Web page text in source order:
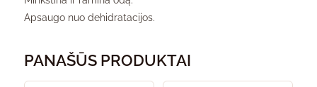
Apsaugo nuo dehidratacijos.
PANAŠŪS PRODUKTAI